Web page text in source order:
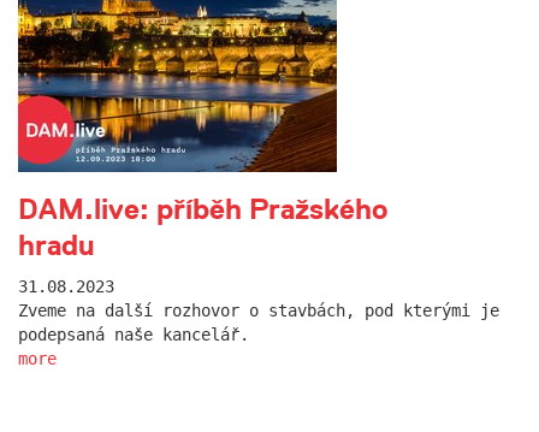
DAM.live: příběh Pražského
hradu
31.08.2023
Zveme na další rozhovor o stavbách, pod kterými je
podepsaná naše kancelář.
more